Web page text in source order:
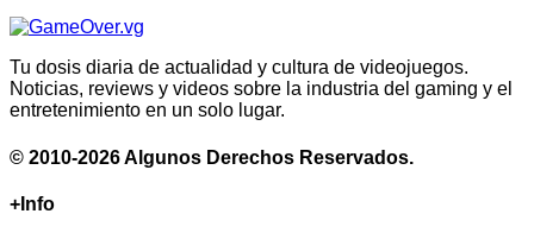
Tu dosis diaria de actualidad y cultura de videojuegos.
Noticias, reviews y videos sobre la industria del gaming y el
entretenimiento en un solo lugar.
© 2010-2026 Algunos Derechos Reservados.
+Info